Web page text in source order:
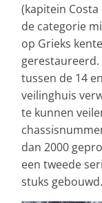
(kapitein
de categorie
op Grieks
tussen de 14
veilinghuis
te kunnen
dan 2000
een tweede
stuks gebouwd.